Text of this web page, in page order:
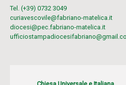
Tel. (+39) 0732 3049
curiavescovile@fabriano-matelica.it
diocesi@pec.fabriano-matelica.it